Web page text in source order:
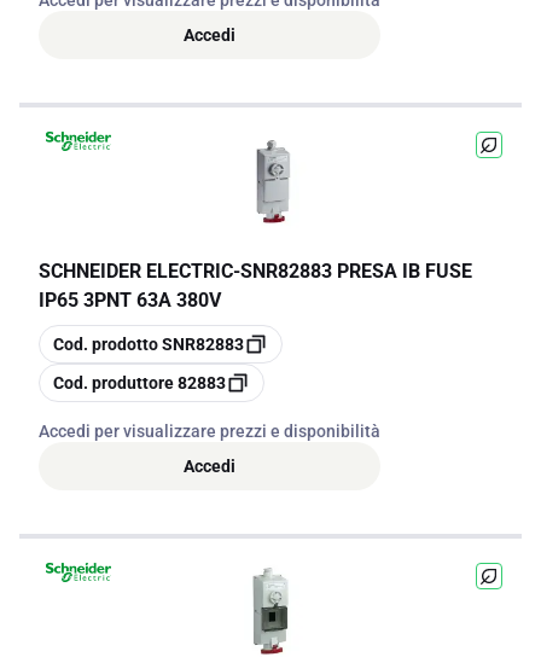
Accedi
SCHNEIDER ELECTRIC-SNR82883 PRESA IB FUSE
IP65 3PNT 63A 380V
copia
Cod. prodottoSNR82883
copia
Cod. produttore82883
Accedi per visualizzare prezzi e disponibilità
Accedi